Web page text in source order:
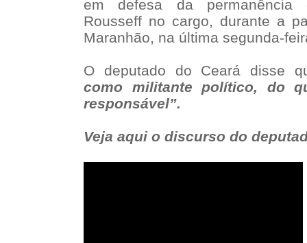
em defesa da permanência
Rousseff no cargo, durante a
Maranhão, na última segunda-
O deputado do Ceará disse
como militante político, do
responsável”.
Veja aqui o discurso do